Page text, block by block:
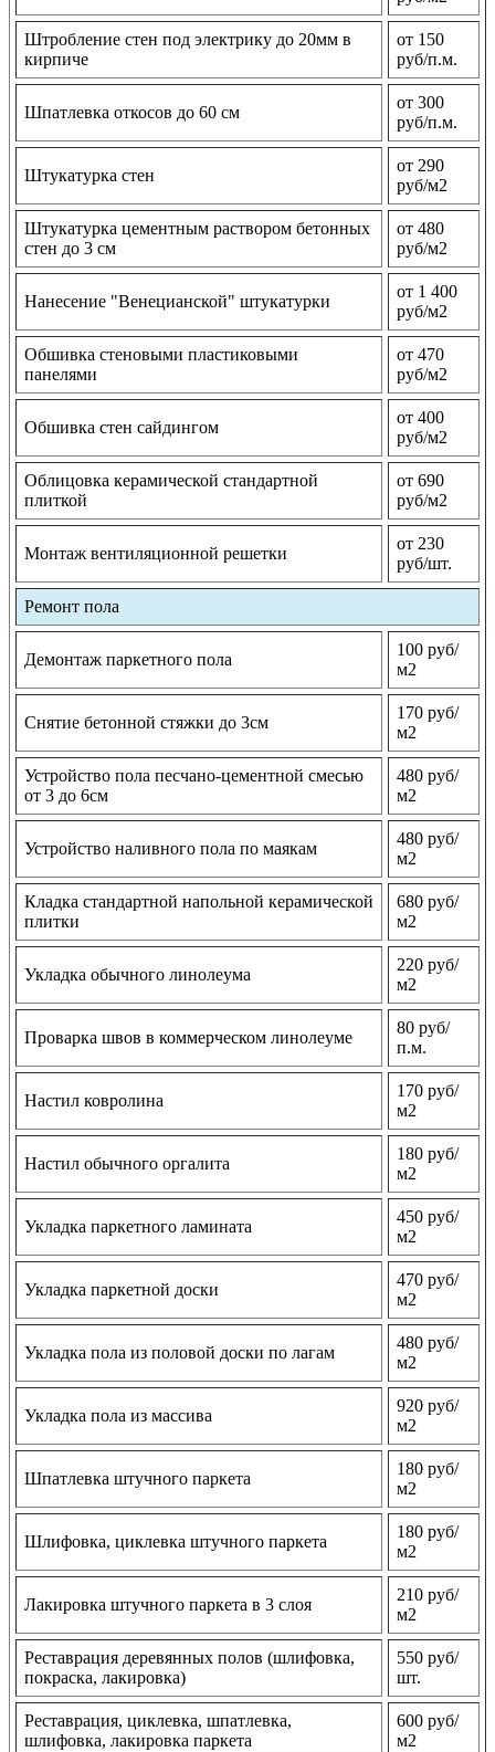
Штробление стен под электрику до 20мм в
кирпиче
от 150
руб/п.м.
Шпатлевка откосов до 60 см
от 300
руб/п.м.
Штукатурка стен
от 290
руб/м2
Штукатурка цементным раствором бетонных
стен до 3 см
от 480
руб/м2
Нанесение "Венецианской" штукатурки
от 1 400
руб/м2
Обшивка стеновыми пластиковыми
панелями
от 470
руб/м2
Обшивка стен сайдингом
от 400
руб/м2
Облицовка керамической стандартной
плиткой
от 690
руб/м2
Монтаж вентиляционной решетки
от 230
руб/шт.
Ремонт пола
Демонтаж паркетного пола
100 руб/
м2
Снятие бетонной стяжки до 3см
170 руб/
м2
Устройство пола песчано-цементной смесью
от 3 до 6см
480 руб/
м2
Устройство наливного пола по маякам
480 руб/
м2
Кладка стандартной напольной керамической
плитки
680 руб/
м2
Укладка обычного линолеума
220 руб/
м2
Проварка швов в коммерческом линолеуме
80 руб/
п.м.
Настил ковролина
170 руб/
м2
Настил обычного оргалита
180 руб/
м2
Укладка паркетного ламината
450 руб/
м2
Укладка паркетной доски
470 руб/
м2
Укладка пола из половой доски по лагам
480 руб/
м2
Укладка пола из массива
920 руб/
м2
Шпатлевка штучного паркета
180 руб/
м2
Шлифовка, циклевка штучного паркета
180 руб/
м2
Лакировка штучного паркета в 3 слоя
210 руб/
м2
Реставрация деревянных полов (шлифовка,
покраска, лакировка)
550 руб/
шт.
Реставрация, циклевка, шпатлевка,
шлифовка, лакировка паркета
600 руб/
м2